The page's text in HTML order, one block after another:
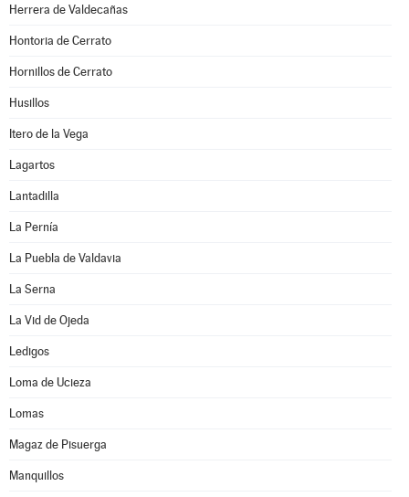
Herrera de Valdecañas
Hontoria de Cerrato
Hornillos de Cerrato
Husillos
Itero de la Vega
Lagartos
Lantadilla
La Pernía
La Puebla de Valdavia
La Serna
La Vid de Ojeda
Ledigos
Loma de Ucieza
Lomas
Magaz de Pisuerga
Manquillos